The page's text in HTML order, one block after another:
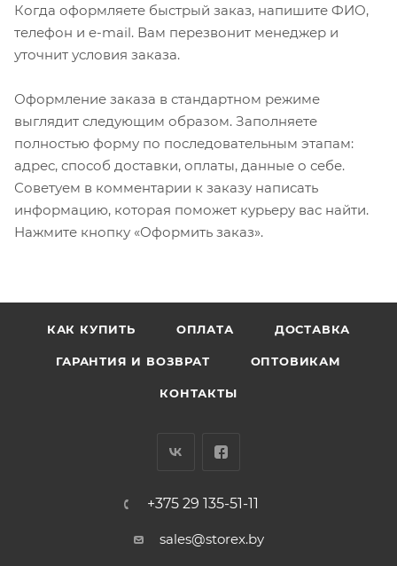
Когда оформляете быстрый заказ, напишите ФИО,
телефон и e-mail. Вам перезвонит менеджер и
уточнит условия заказа.
Оформление заказа в стандартном режиме
выглядит следующим образом. Заполняете
полностью форму по последовательным этапам:
адрес, способ доставки, оплаты, данные о себе.
Советуем в комментарии к заказу написать
информацию, которая поможет курьеру вас найти.
Нажмите кнопку «Оформить заказ».
КАК КУПИТЬ ОПЛАТА ДОСТАВКА
ГАРАНТИЯ И ВОЗВРАТ ОПТОВИКАМ
КОНТАКТЫ
+375 29 135-51-11
sales@storex.by